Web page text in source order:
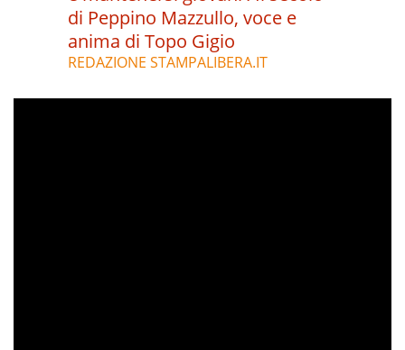
di Peppino Mazzullo, voce e
anima di Topo Gigio
REDAZIONE STAMPALIBERA.IT